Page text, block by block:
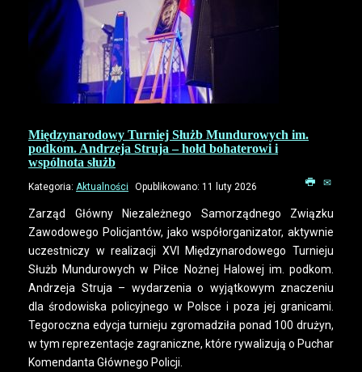
Międzynarodowy Turniej Służb Mundurowych im.
podkom. Andrzeja Struja – hołd bohaterowi i
wspólnota służb
Kategoria: Aktualności Opublikowano: 11 luty 2026
Zarząd Główny Niezależnego Samorządnego Związku
Zawodowego Policjantów, jako współorganizator, aktywnie
uczestniczy w realizacji XVI Międzynarodowego Turnieju
Służb Mundurowych w Piłce Nożnej Halowej im. podkom.
Andrzeja Struja – wydarzenia o wyjątkowym znaczeniu
dla środowiska policyjnego w Polsce i poza jej granicami.
Tegoroczna edycja turnieju zgromadziła ponad 100 drużyn,
w tym reprezentacje zagraniczne, które rywalizują o Puchar
Komendanta Głównego Policji.